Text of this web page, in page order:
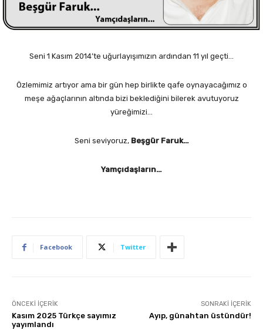
Seni 1 Kasım 2014’te uğurlayışımızın ardından 11 yıl geçti…
Özlemimiz artıyor ama bir gün hep birlikte qafe oynayacağımız o
meşe ağaçlarının altında bizi beklediğini bilerek avutuyoruz
yüreğimizi…
Seni seviyoruz, Beşgür Faruk…
Yamçıdaşların…
Facebook Twitter
ÖNCEKI İÇERIK
Kasım 2025 Türkçe sayımız
yayımlandı
SONRAKI İÇERIK
Ayıp, günahtan üstündür!